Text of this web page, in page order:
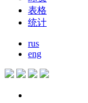
表格
统计
rus
eng